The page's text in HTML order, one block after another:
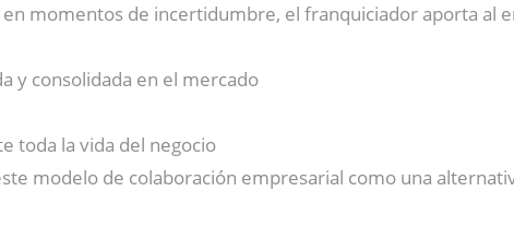
momentos de incertidumbre, el franquiciador aporta al
y consolidada en el mercado
toda la vida del negocio
modelo de colaboración empresarial como una